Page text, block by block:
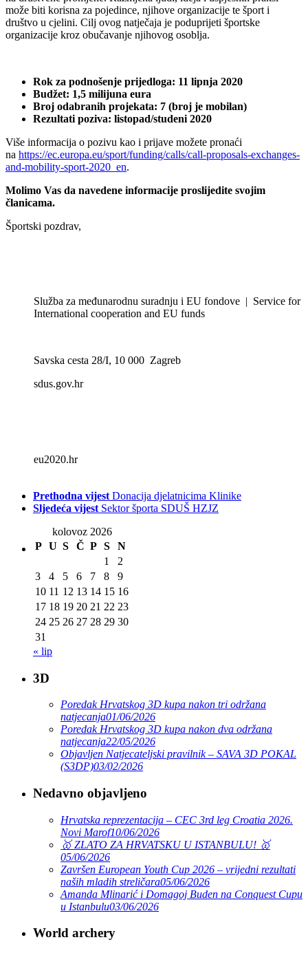
može biti korisna za pojedince, njihove organizacije te šport i
društvo u cjelini. Cilj ovog natječaja je poduprijeti športske
organizacije kroz obučavanje njihovog osoblja.
Rok za podnošenje prijedloga: 11 lipnja 2020
Budžet: 1,5 milijuna eura
Broj odabranih projekata: 7 (broj je mobilan)
Rezultati poziva: listopad/studeni 2020
Više informacija o pozivu kao i prijave možete pronaći
na https://ec.europa.eu/sport/funding/calls/call-proposals-exchanges-
and-mobility-sport-2020_en.
Molimo Vas da navedene informacije proslijedite svojim
članicama.
Športski pozdrav,
Služba za međunarodnu suradnju i EU fondove | Service for
International cooperation and EU funds
Savska cesta 28/I, 10 000 Zagreb
sdus.gov.hr
eu2020.hr
Prethodna vijest Donacija djelatnicima Klinike
Sljedeća vijest Sektor športa SDUŠ HZJZ
kolovoz 2026
P U S Č P S
N
1
2
3
4 5 6 7 8
9
10 11 12 13 14 15 16
17 18 19 20 21 22 23
24 25 26 27 28 29 30
31
« lip
3D
Poredak Hrvatskog 3D kupa nakon tri održana
natjecanja01/06/2026
Poredak Hrvatskog 3D kupa nakon dva održana
natjecanja22/05/2026
Objavljen Natjecateljski pravilnik – SAVA 3D POKAL
(S3DP)03/02/2026
Nedavno objavljeno
Hrvatska reprezentacija – CEC 3rd leg Croatia 2026.
Novi Marof10/06/2026
🥇 ZLATO ZA HRVATSKU U ISTANBULU! 🥇
05/06/2026
Završen European Youth Cup 2026 – vrijedni rezultati
naših mladih streličara05/06/2026
Amanda Mlinarić i Domagoj Buden na Conquest Cupu
u Istanbulu03/06/2026
World archery